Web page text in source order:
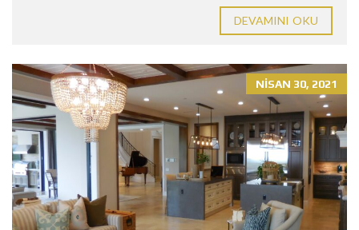
DEVAMINI OKU
NISAN 30, 2021